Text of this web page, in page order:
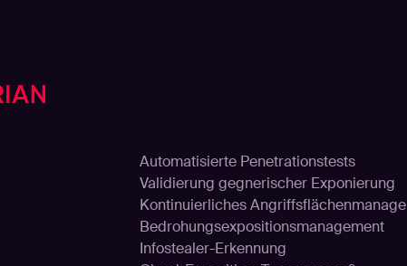
Automatisierte Penetrationstests
Validierung gegnerischer Exponierung
Kontinuierliches Angriffsflächenmanage
Bedrohungsexpositionsmanagement
Infostealer-Erkennung